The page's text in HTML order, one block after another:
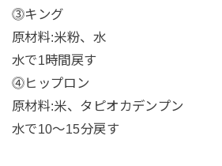
⓷キング
原材料:米粉、水
水で1時間戻す
⓸ヒップロン
原材料:米、タピオカデンプン
水で10〜15分戻す